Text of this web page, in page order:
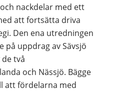
nackdelar med ett
att fortsätta driva
Den ena utredningen
på uppdrag av Sävsjö
två
och Nässjö. Bägge
att fördelarna med